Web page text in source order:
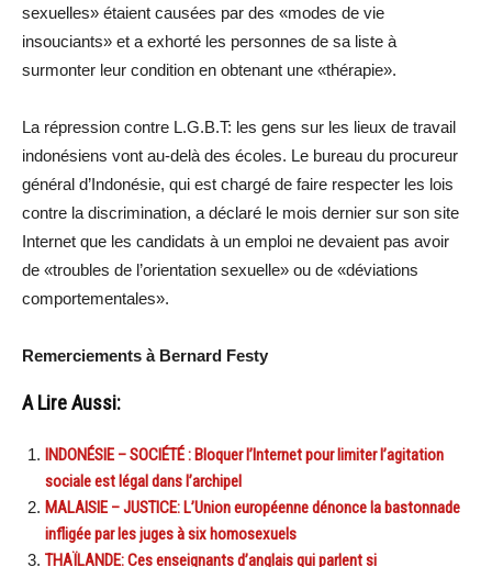
sexuelles» étaient causées par des «modes de vie
insouciants» et a exhorté les personnes de sa liste à
surmonter leur condition en obtenant une «thérapie».
La répression contre L.G.B.T: les gens sur les lieux de travail
indonésiens vont au-delà des écoles. Le bureau du procureur
général d’Indonésie, qui est chargé de faire respecter les lois
contre la discrimination, a déclaré le mois dernier sur son site
Internet que les candidats à un emploi ne devaient pas avoir
de «troubles de l’orientation sexuelle» ou de «déviations
comportementales».
Remerciements à Bernard Festy
A Lire Aussi:
INDONÉSIE – SOCIÉTÉ : Bloquer l’Internet pour limiter l’agitation
sociale est légal dans l’archipel
MALAISIE – JUSTICE: L’Union européenne dénonce la bastonnade
infligée par les juges à six homosexuels
THAÏLANDE: Ces enseignants d’anglais qui parlent si